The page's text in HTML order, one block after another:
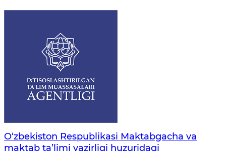
O‘zbekiston Respublikasi Maktabgacha va
maktab ta’limi vazirligi huzuridagi